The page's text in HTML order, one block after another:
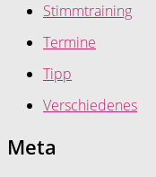
Stimmtraining
Termine
Tipp
Verschiedenes
Meta